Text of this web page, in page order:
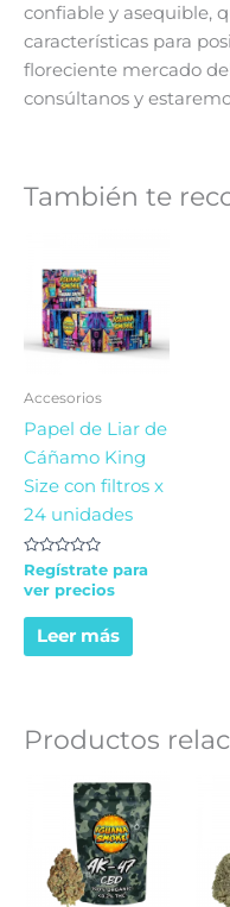
confiable y asequible,
características para
floreciente mercado
consúltanos y
También te
Accesorios
Papel de Liar de
Cáñamo King
Size con filtros x
24 unidades
Valorado
0
5
Regístrate para
ver precios
Leer más
Productos